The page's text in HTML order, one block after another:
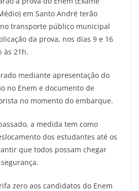
em Santo André terão
transporte público municipal
da prova, nos dias 9 e 16
às 21h.
mediante apresentação do
no Enem e documento de
no momento do embarque.
a medida tem como
dos estudantes até os
que todos possam chegar
zero aos candidatos do Enem